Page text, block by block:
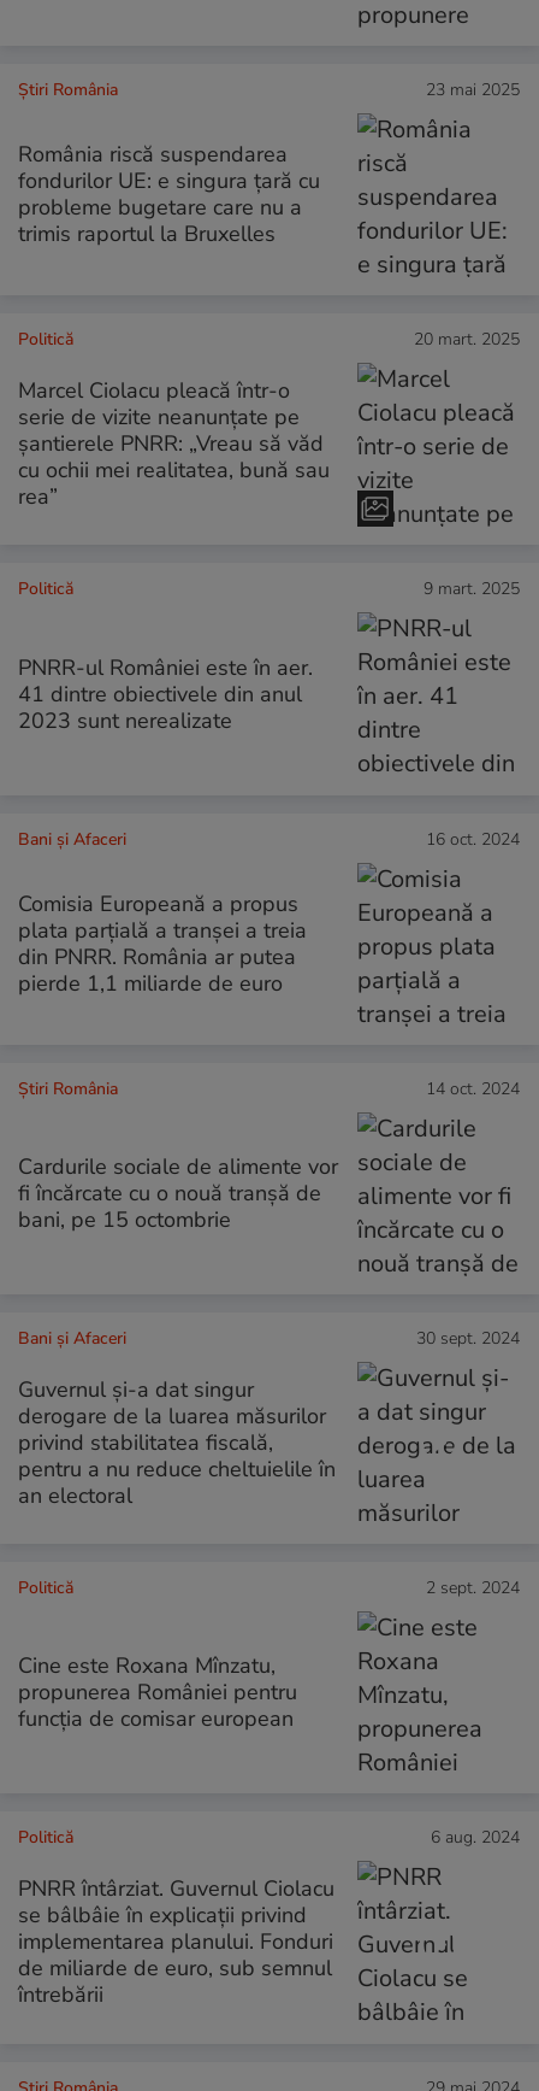
Știri România 23 mai 2025
România riscă suspendarea
fondurilor UE: e singura țară cu
probleme bugetare care nu a
trimis raportul la Bruxelles
Politică 20 mart. 2025
Marcel Ciolacu pleacă într-o
serie de vizite neanunțate pe
șantierele PNRR: „Vreau să văd
cu ochii mei realitatea, bună sau
rea”
Politică 9 mart. 2025
PNRR-ul României este în aer.
41 dintre obiectivele din anul
2023 sunt nerealizate
Bani și Afaceri 16 oct. 2024
Comisia Europeană a propus
plata parțială a tranșei a treia
din PNRR. România ar putea
pierde 1,1 miliarde de euro
Știri România 14 oct. 2024
Cardurile sociale de alimente vor
fi încărcate cu o nouă tranșă de
bani, pe 15 octombrie
Bani și Afaceri 30 sept. 2024
Guvernul și-a dat singur
derogare de la luarea măsurilor
privind stabilitatea fiscală,
pentru a nu reduce cheltuielile în
an electoral
Politică 2 sept. 2024
Cine este Roxana Mînzatu,
propunerea României pentru
funcția de comisar european
Politică 6 aug. 2024
PNRR întârziat. Guvernul Ciolacu
se bâlbâie în explicații privind
implementarea planului. Fonduri
de miliarde de euro, sub semnul
întrebării